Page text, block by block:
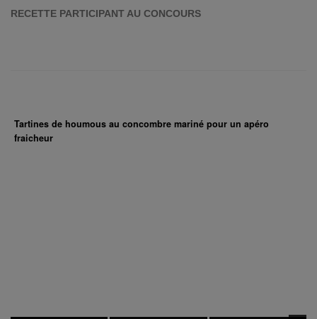
RECETTE PARTICIPANT AU CONCOURS
Tartines de houmous au concombre mariné pour un apéro
fraicheur